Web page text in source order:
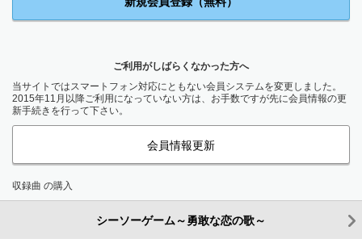
ご利用がしばらくなかった方へ
当サイトではスマートフォン対応にともない会員システムを変更しました。
2015年11月以降ご利用になっていない方は、お手数ですが先に会員情報の更
新手続きを行って下さい。
会員情報更新
収録曲 の購入
シーソーゲーム～勇敢な恋の歌～